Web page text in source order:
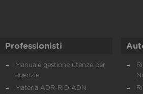
Professionisti
Manuale gestione utenze per
agenzie
Materia ADR-RID-ADN